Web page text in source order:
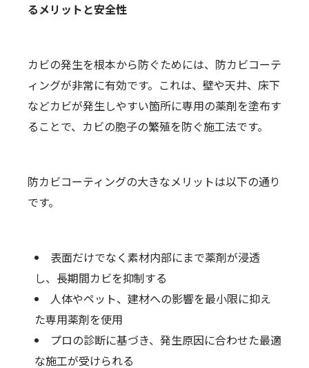
るメリットと安全性
カビの発生を根本から防ぐためには、防カビコーテ
ィングが非常に有効です。これは、壁や天井、床下
などカビが発生しやすい箇所に専用の薬剤を塗布す
ることで、カビの胞子の繁殖を防ぐ施工法です。
防カビコーティングの大きなメリットは以下の通り
です。
表面だけでなく素材内部にまで薬剤が浸透
し、長期間カビを抑制する
人体やペット、建材への影響を最小限に抑え
た専用薬剤を使用
プロの診断に基づき、発生原因に合わせた最適
な施工が受けられる